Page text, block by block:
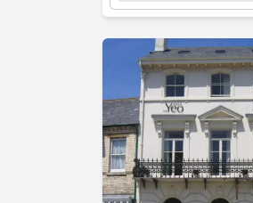
familles, en
Le Wi-Fi de l'hôtel
signalés. Les lits ont
En résumé, l'hôtel
excellentes